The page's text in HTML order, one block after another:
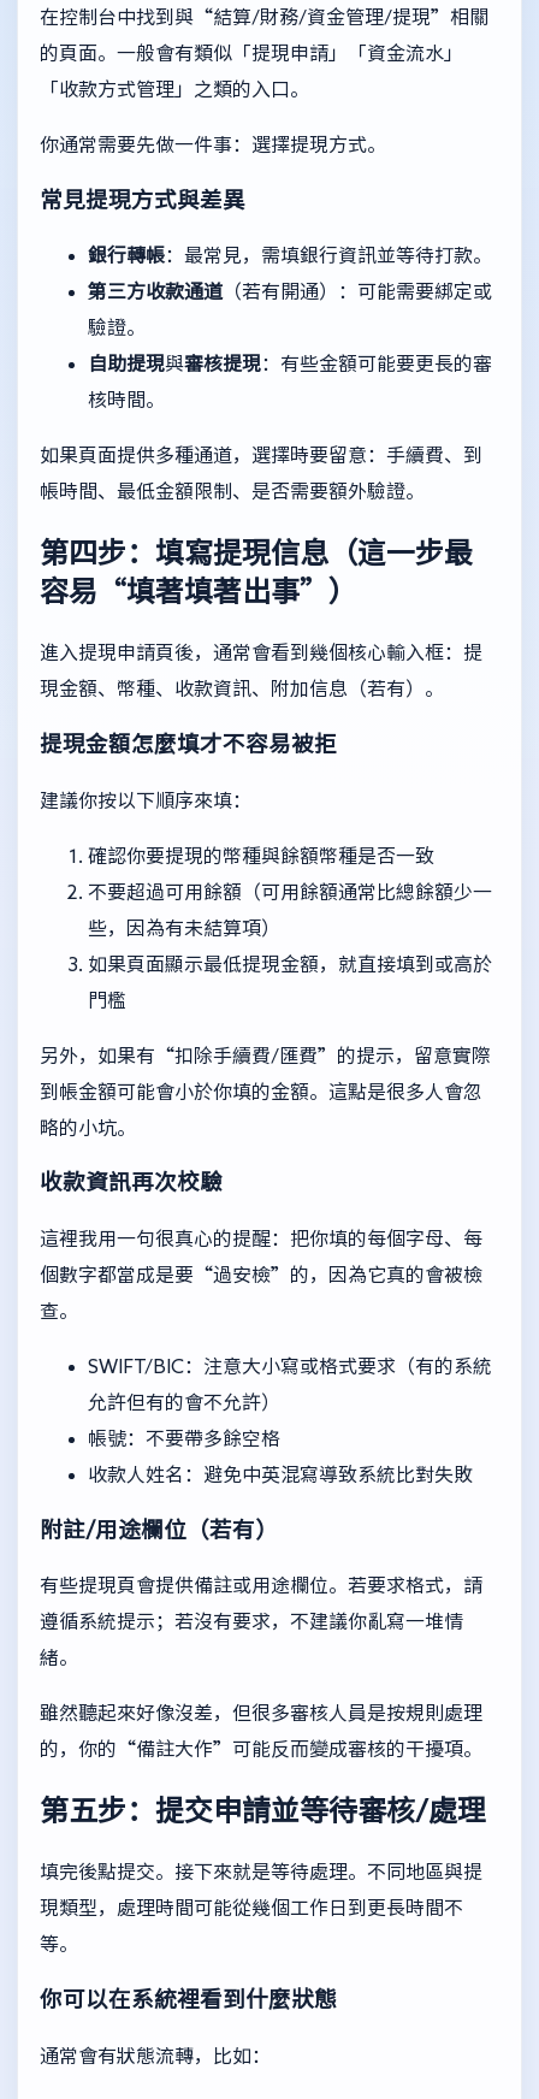
在控制台中找到與“結算/財務/資金管理/提現”相關
的頁面。一般會有類似「提現申請」「資金流水」
「收款方式管理」之類的入口。
你通常需要先做一件事：選擇提現方式。
常見提現方式與差異
銀行轉帳：最常見，需填銀行資訊並等待打款。
第三方收款通道 （若有開通）：可能需要綁定或
驗證。
自助提現與審核提現：有些金額可能要更長的審
核時間。
如果頁面提供多種通道，選擇時要留意：手續費、到
帳時間、最低金額限制、是否需要額外驗證。
第四步：填寫提現信息（這一步最
容易“填著填著出事”）
進入提現申請頁後，通常會看到幾個核心輸入框：提
現金額、幣種、收款資訊、附加信息（若有）。
提現金額怎麼填才不容易被拒
建議你按以下順序來填：
確認你要提現的幣種與餘額幣種是否一致
不要超過可用餘額（可用餘額通常比總餘額少一
些，因為有未結算項）
如果頁面顯示最低提現金額，就直接填到或高於
門檻
另外，如果有“扣除手續費/匯費”的提示，留意實際
到帳金額可能會小於你填的金額。這點是很多人會忽
略的小坑。
收款資訊再次校驗
這裡我用一句很真心的提醒：把你填的每個字母、每
個數字都當成是要“過安檢”的，因為它真的會被檢
查。
SWIFT/BIC：注意大小寫或格式要求（有的系統
允許但有的會不允許）
帳號：不要帶多餘空格
收款人姓名：避免中英混寫導致系統比對失敗
附註/用途欄位（若有）
有些提現頁會提供備註或用途欄位。若要求格式，請
遵循系統提示；若沒有要求，不建議你亂寫一堆情
緒。
雖然聽起來好像沒差，但很多審核人員是按規則處理
的，你的“備註大作”可能反而變成審核的干擾項。
第五步：提交申請並等待審核/處理
填完後點提交。接下來就是等待處理。不同地區與提
現類型，處理時間可能從幾個工作日到更長時間不
等。
你可以在系統裡看到什麼狀態
通常會有狀態流轉，比如：